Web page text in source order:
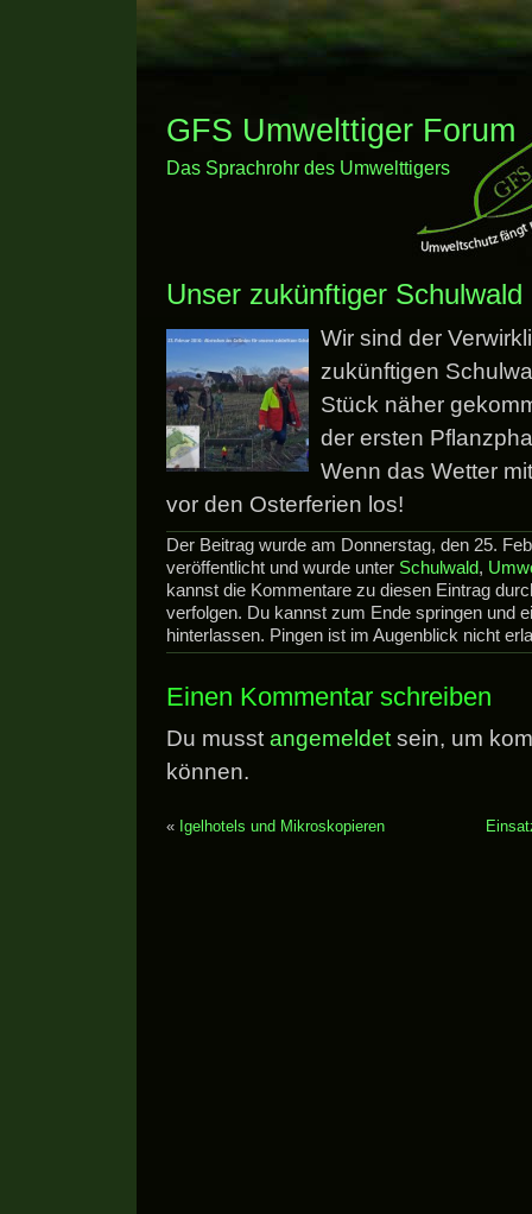
GFS Umwelttiger Forum
Das Sprachrohr des Umwelttigers
Unser zukünftiger Schulwald
Wir sind der
zukünftigen
Stück näher
der ersten
Wenn das Wetter
vor den Osterferien los!
Der Beitrag wurde am Donnerstag, den 25.
veröffentlicht und wurde unter Schulwald,
kannst die Kommentare zu diesen Eintrag
verfolgen. Du kannst zum Ende springen und
hinterlassen. Pingen ist im Augenblick nicht
Einen Kommentar schreiben
Du musst angemeldet sein, um
können.
« Igelhotels und Mikroskopieren